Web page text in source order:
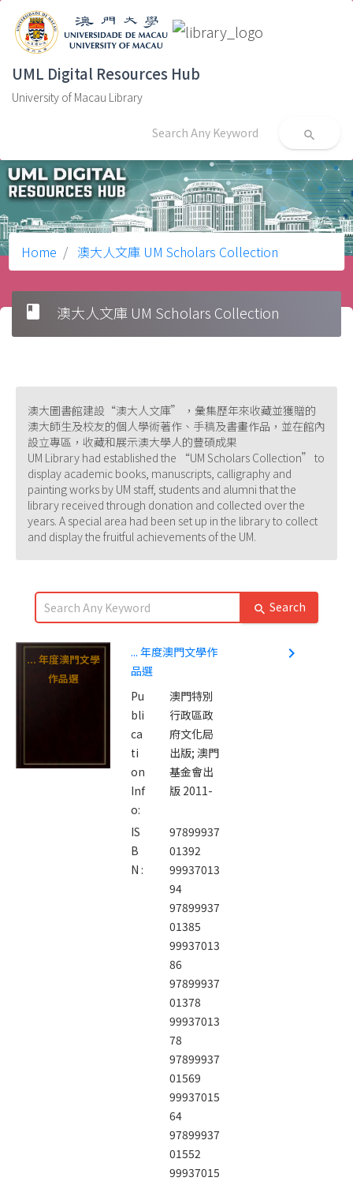
UML Digital Resources Hub
University of Macau Library
search
Home 澳大人文庫 UM Scholars Collection
book 澳大人文庫 UM Scholars Collection
澳大圖書館建設“澳大人文庫” ，彙集歷年來收藏並獲贈的
澳大師生及校友的個人學術著作、手稿及書畫作品，並在館內
設立專區，收藏和展示澳大學人的豐碩成果
UM Library had established the “UM Scholars Collection” to
display academic books, manuscripts, calligraphy and
painting works by UM staff, students and alumni that the
library received through donation and collected over the
years. A special area had been set up in the library to collect
and display the fruitful achievements of the UM.
search Search
... 年度澳門文學
作品選
... 年度澳門文學作
品選
Pu
bli
ca
ti
on
Inf
o:
澳門特別
行政區政
府文化局
出版; 澳門
基金會出
版 2011-
IS
B
N :
97899937
01392
99937013
94
97899937
01385
99937013
86
97899937
01378
99937013
78
97899937
01569
99937015
64
97899937
01552
99937015
navigate_next